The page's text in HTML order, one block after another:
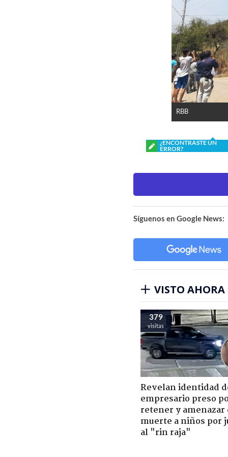
RBB
¿ENCONTRASTE UN
ERROR?
Síguenos en Google News:
VISTO AHORA
379
visitas
Revelan identidad
empresario preso
retener y amenazar
muerte a niños por
al "rin raja"